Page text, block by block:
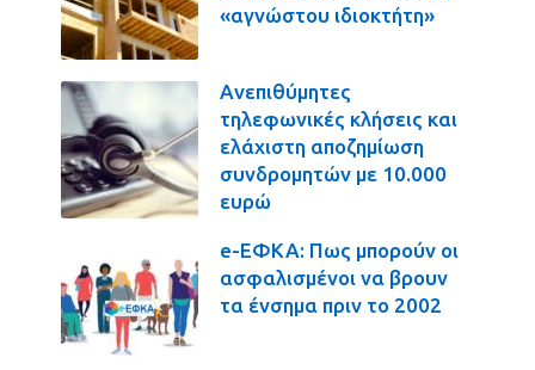
«αγνώστου ιδιοκτήτη»
Ανεπιθύμητες
τηλεφωνικές κλήσεις και
ελάχιστη αποζημίωση
συνδρομητών με 10.000
ευρώ
e-ΕΦΚΑ: Πως μπορούν οι
ασφαλισμένοι να βρουν
τα ένσημα πριν το 2002